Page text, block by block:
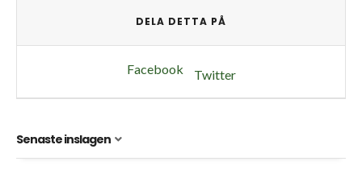
DELA DETTA PÅ
Facebook Twitter
Senaste inslagen